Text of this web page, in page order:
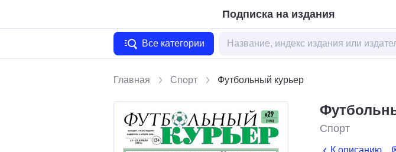
Подписка на издания
Все категории
Главная Спорт Футбольный курьер
Спорт